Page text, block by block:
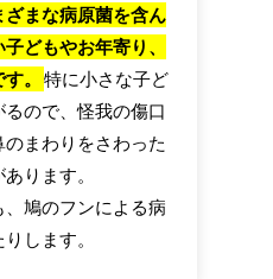
まな病原菌を含ん
どもやお年寄り、
。
特に小さな子ど
ので、怪我の傷口
まわりをさわった
ります。
鳩のフンによる病
します。